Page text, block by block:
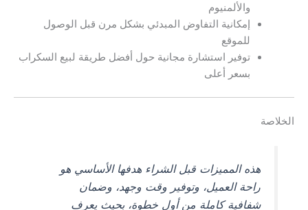
والألمنيوم
إمكانية التفاوض المبدئي بشكل مرن قبل الوصول
للموقع
توفير استشارة مجانية حول أفضل طريقة لبيع السكراب
بسعر أعلى
الخلاصة
هذه المميزات قبل الشراء هدفها الأساسي هو
راحة العميل، وتوفير وقت وجهد، وضمان
شفافية كاملة من أول خطوة، بحيث يعرف